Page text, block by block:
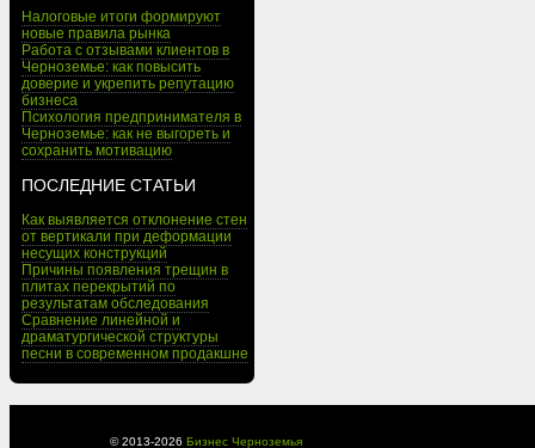
Налоговые итоги формируют
новые правила рынка
Работа с отзывами клиентов в
Черноземье: как повысить
доверие и укрепить репутацию
бизнеса
Психология предпринимателя в
Черноземье: как не выгореть и
сохранить мотивацию
ПОСЛЕДНИЕ СТАТЬИ
Как выявляется отклонение стен
от вертикали при деформации
несущих конструкций
Причины появления трещин в
плитах перекрытий по
результатам обследования
Сравнение линейной и
драматургической структуры
песни в современном продакшне
© 2013-2026 Бизнес Черноземья